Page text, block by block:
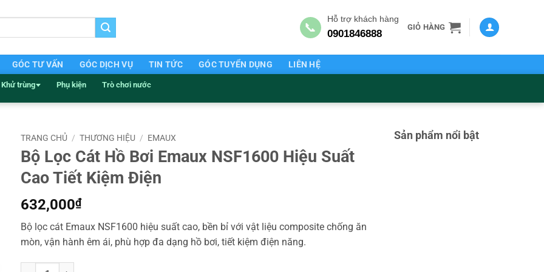
📞
Hỗ trợ khách hàng
0901846888
GIỎ HÀNG
GÓC TƯ VẤN GÓC DỊCH VỤ TIN TỨC GÓC TUYỂN DỤNG LIÊN HỆ
Khử trùng Phụ kiện Trò chơi nước
TRANG CHỦ / THƯƠNG HIỆU / EMAUX
Bộ Lọc Cát Hồ Bơi Emaux NSF1600 Hiệu Suất
Cao Tiết Kiệm Điện
632,000₫
Bộ lọc cát Emaux NSF1600 hiệu suất cao, bền bỉ với vật liệu composite chống ăn
mòn, vận hành êm ái, phù hợp đa dạng hồ bơi, tiết kiệm điện năng.
Bộ Lọc Cát Hồ Bơi Emaux NSF1600 Hiệu Suất Cao Tiết Kiệm Điện số lượng
Sản phẩm nổi bật